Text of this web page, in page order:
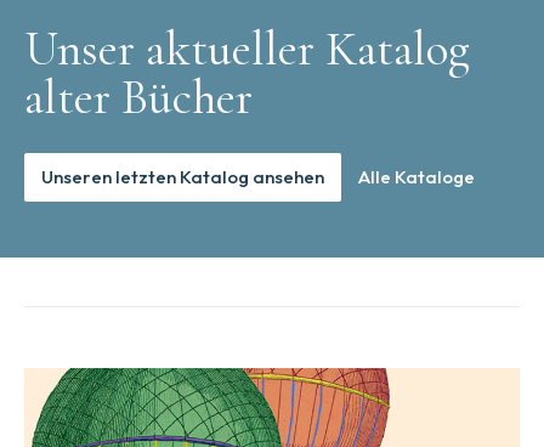
Unser aktueller Katalog
alter Bücher
Unseren letzten Katalog ansehen Alle Kataloge